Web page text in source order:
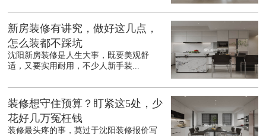
新房装修有讲究，做好这几点，
怎么装都不踩坑
沈阳新房装修是人生大事，既要美观舒
适，又要实用耐用，不少人新手装...
装修想守住预算？盯紧这5处，少
花好几万冤枉钱
装修最头疼的事，莫过于沈阳装修报价写